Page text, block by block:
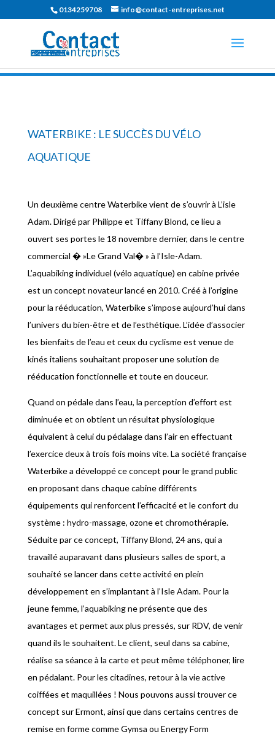
0134259708 info@contact-entreprises.net
WATERBIKE : LE SUCCÈS DU VÉLO
AQUATIQUE
Un deuxième centre Waterbike vient de s’ouvrir à L’isle
Adam. Dirigé par Philippe et Tiffany Blond, ce lieu a
ouvert ses portes le 18 novembre dernier, dans le centre
commercial � »Le Grand Val� » à l’Isle-Adam.
L’aquabiking individuel (vélo aquatique) en cabine privée
est un concept novateur lancé en 2010. Créé à l’origine
pour la rééducation, Waterbike s’impose aujourd’hui dans
l’univers du bien-être et de l’esthétique. L’idée d’associer
les bienfaits de l’eau et ceux du cyclisme est venue de
kinés italiens souhaitant proposer une solution de
rééducation fonctionnelle et toute en douceur.
Quand on pédale dans l’eau, la perception d’effort est
diminuée et on obtient un résultat physiologique
équivalent à celui du pédalage dans l’air en effectuant
l’exercice deux à trois fois moins vite. La société française
Waterbike a développé ce concept pour le grand public
en proposant dans chaque cabine différents
équipements qui renforcent l’efficacité et le confort du
système : hydro-massage, ozone et chromothérapie.
Séduite par ce concept, Tiffany Blond, 24 ans, qui a
travaillé auparavant dans plusieurs salles de sport, a
souhaité se lancer dans cette activité en plein
développement en s’implantant à l’Isle Adam. Pour la
jeune femme, l’aquabiking ne présente que des
avantages et permet aux plus pressés, sur RDV, de venir
quand ils le souhaitent. Le client, seul dans sa cabine,
réalise sa séance à la carte et peut même téléphoner, lire
en pédalant. Pour les citadines, retour à la vie active
coiffées et maquillées ! Nous pouvons aussi trouver ce
concept sur Ermont, ainsi que dans certains centres de
remise en forme comme Gymsa ou Energy Form